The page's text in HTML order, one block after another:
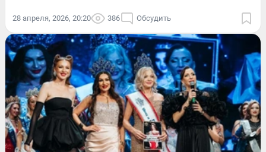
28 апреля, 2026, 20:20 386 Обсудить